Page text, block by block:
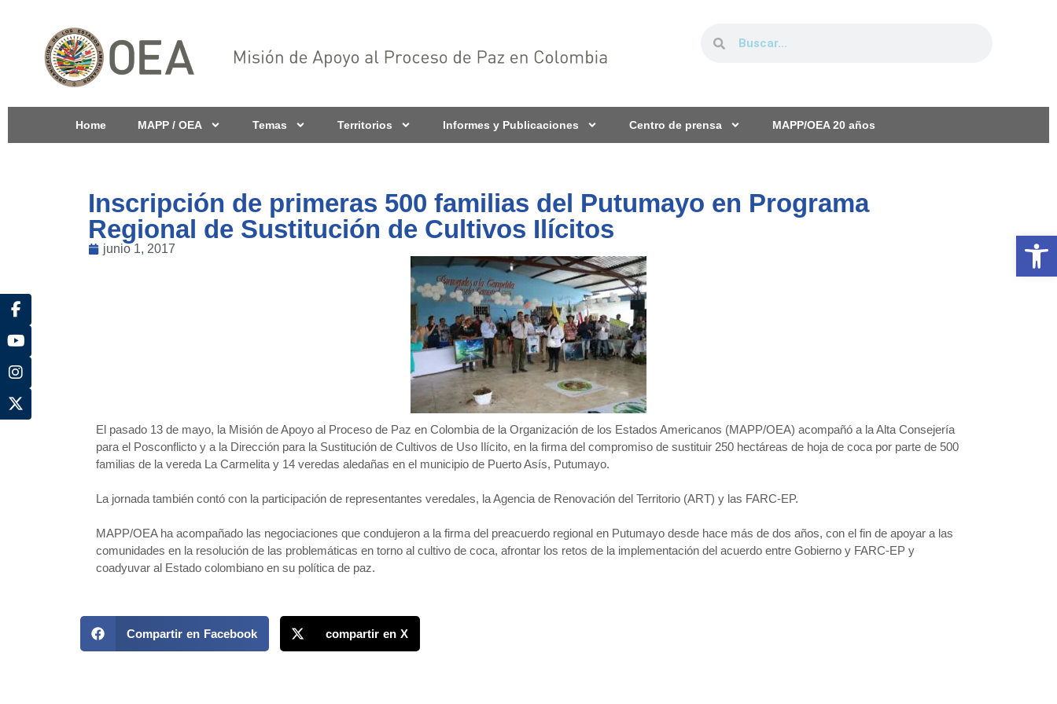
Home MAPP / OEA Temas Territorios Informes y Publicaciones Centro de prensa MAPP/OEA 20 años
Inscripción de primeras 500 familias del Putumayo en Programa
Regional de Sustitución de Cultivos Ilícitos
junio 1, 2017
El pasado 13 de mayo, la Misión de Apoyo al Proceso de Paz en Colombia de la Organización de los Estados Americanos (MAPP/OEA) acompañó a la Alta Consejería
para el Posconflicto y a la Dirección para la Sustitución de Cultivos de Uso Ilícito, en la firma del compromiso de sustituir 250 hectáreas de hoja de coca por parte de 500
familias de la vereda La Carmelita y 14 veredas aledañas en el municipio de Puerto Asís, Putumayo.
La jornada también contó con la participación de representantes veredales, la Agencia de Renovación del Territorio (ART) y las FARC-EP.
MAPP/OEA ha acompañado las negociaciones que condujeron a la firma del preacuerdo regional en Putumayo desde hace más de dos años, con el fin de apoyar a las
comunidades en la resolución de las problemáticas en torno al cultivo de coca, afrontar los retos de la implementación del acuerdo entre Gobierno y FARC-EP y
coadyuvar al Estado colombiano en su política de paz.
Compartir en Facebook compartir en X